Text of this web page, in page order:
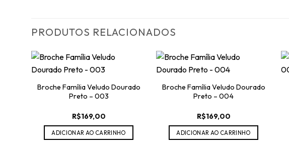
PRODUTOS RELACIONADOS
Broche Família Veludo Dourado
Preto – 003
R$169,00
ADICIONAR AO CARRINHO
Broche Família Veludo Dourado
Preto – 004
R$169,00
ADICIONAR AO CARRINHO